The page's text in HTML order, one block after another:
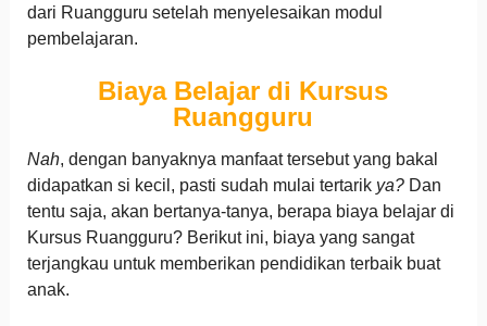
dari Ruangguru setelah menyelesaikan modul
pembelajaran.
Biaya Belajar di Kursus
Ruangguru
Nah, dengan banyaknya manfaat tersebut yang bakal
didapatkan si kecil, pasti sudah mulai tertarik ya?Dan
tentu saja, akan bertanya-tanya, berapa biaya belajar di
Kursus Ruangguru? Berikut ini, biaya yang sangat
terjangkau untuk memberikan pendidikan terbaik buat
anak.